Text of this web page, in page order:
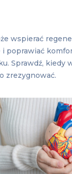
wspierać
poprawiać
Sprawdź, kiedy
zrezygnować.